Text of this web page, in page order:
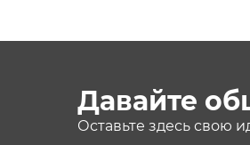
Давайте
Оставьте здесь свою